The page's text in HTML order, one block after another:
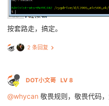
按套路走，搞定。
2 条回复
DOT小文哥 LV 8
@whycan 敬畏规则，敬畏代码